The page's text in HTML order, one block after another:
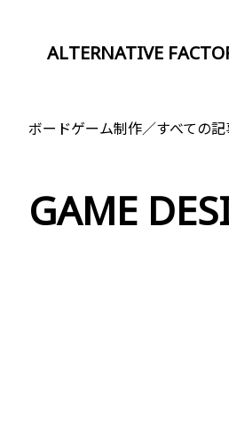
ボードゲーム制作／すべての記
GAME
ALTERNATIVE